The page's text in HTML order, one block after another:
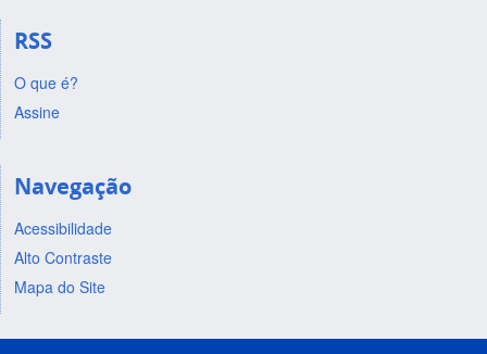
RSS
O que é?
Assine
Navegação
Acessibilidade
Alto Contraste
Mapa do Site